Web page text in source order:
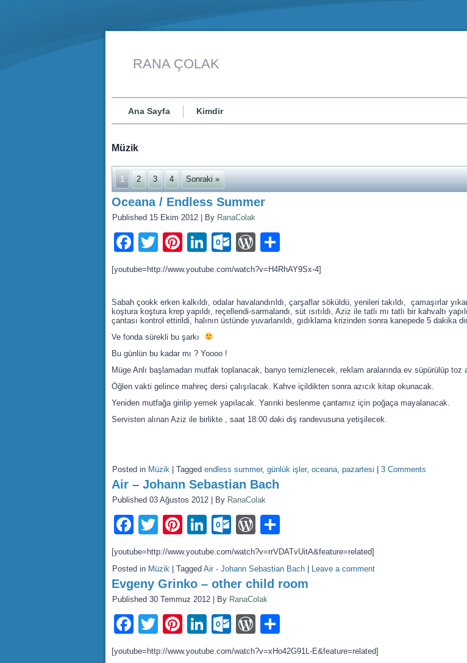
RANA ÇOLAK
Ana Sayfa Kimdir
Müzik
1 2 3 4 Sonraki »
Oceana / Endless Summer
Published 15 Ekim 2012 By RanaColak
Facebook
TwitterPinterest
LinkedIn
Outlook.com
WordPress
[youtube=http://www.youtube.com/watch?v=H4RhAY9Sx-4]
Sabah çookk erken kalkıldı, odalar havalandırıldı, çarşaflar söküldü, yenileri takıldı, çamaşırlar
koştura koştura krep yapıldı, reçellendi-sarmalandı, süt ısıtıldı, Aziz ile tatlı mı tatlı bir kahvaltı
çantası kontrol ettirildi, halının üstünde yuvarlanıldı, gıdıklama krizinden sonra kanepede 5 dakika
Ve fonda sürekli bu şarkı
Bu günlün bu kadar mı ? Yoooo !
Müge Anlı başlamadan mutfak toplanacak, banyo temizlenecek, reklam aralarında ev süpürülüp toz
Öğlen vakti gelince mahreç dersi çalışılacak. Kahve içildikten sonra azıcık kitap okunacak.
Yeniden mutfağa girilip yemek yapılacak. Yarınki beslenme çantamız için poğaça mayalanacak.
Servisten alınan Aziz ile birlikte , saat 18:00 daki diş randevusuna yetişilecek.
Posted in Müzik Tagged endless summer, günlük işler, oceana, pazartesi 3 Comments
Air – Johann Sebastian Bach
Published 03 Ağustos 2012 By RanaColak
Facebook
TwitterPinterest
LinkedIn
Outlook.com
WordPress
[youtube=http://www.youtube.com/watch?v=rrVDATvUitA&feature=related]
Posted in Müzik Tagged Air - Johann Sebastian Bach Leave a comment
Evgeny Grinko – other child room
Published 30 Temmuz 2012 By RanaColak
Facebook
TwitterPinterest
LinkedIn
Outlook.com
WordPress
[youtube=http://www.youtube.com/watch?v=xHo42G91L-E&feature=related]